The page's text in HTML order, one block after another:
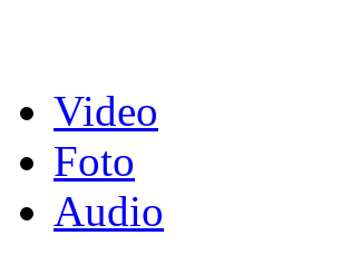
Video
Foto
Audio